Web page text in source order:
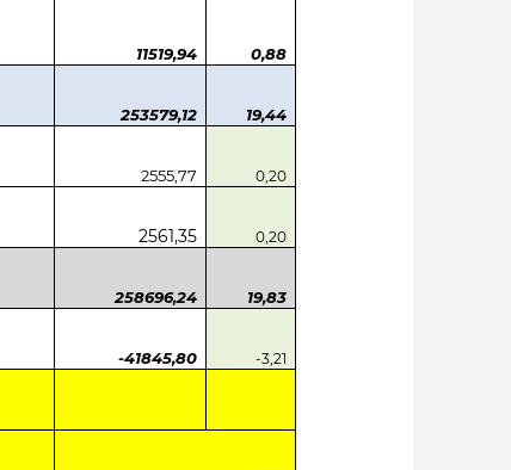
11519,94 0,88
253579,12 19,44
2555,77 0,20
2561,35 0,20
258696,24 19,83
-41845,80 -3,21